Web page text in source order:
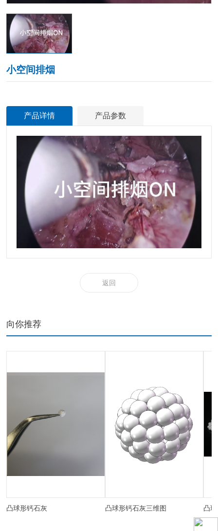
小空间排烟
产品详情 产品参数
返回
向你推荐
凸球形钙石灰 凸球形钙石灰三维图 凸